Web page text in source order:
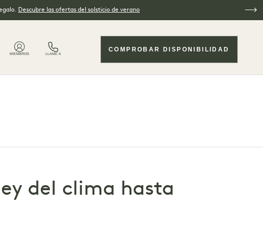
Descubre las ofertas del solsticio de verano
MIEMBROS LLAME A
COMPROBAR DISPONIBILIDAD
del clima hasta